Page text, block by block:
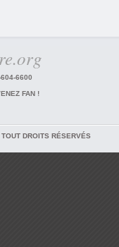
6600
FAN !
. TOUT DROITS RÉSERVÉS